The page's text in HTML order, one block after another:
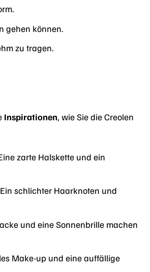
gehen können.
zu tragen.
Inspirationen, wie Sie die Creolen
zarte Halskette und ein
schlichter Haarknoten und
und eine Sonnenbrille machen
Make-up und eine auffällige